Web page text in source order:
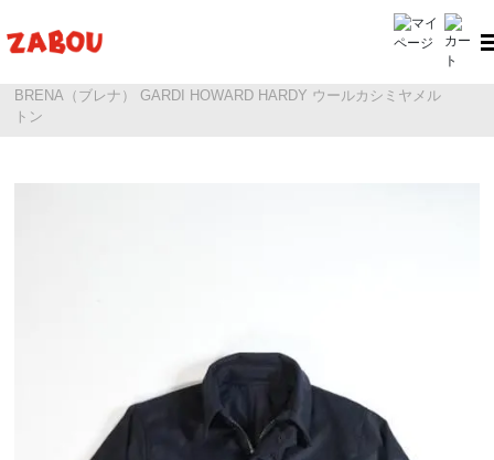
BRENA（ブレナ） GARDI HOWARD HARDY ウールカシミヤメル
トン